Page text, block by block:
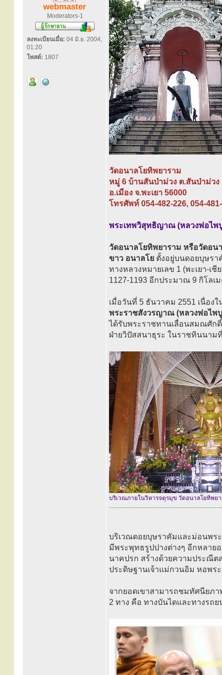
webmaster
Moderators-1
ลงทะเบียนเมื่อ: 04 มิ.ย. 2004,
01:20
โพสต์: 1807
วัดอนาลโยทิพยาราม
หมู่ 6 บ้านสันป่าม่วง ต.สันป่าม่วง
อ.เมือง จ.พะเยา 56000
โทรศัพท์ 054-482-226, 054-
พระเทพวิสุทธิญาณ (หลวงพ่อไพ
วัดอนาลโยทิพยาราม หรือวัดอน
ขาว อนาลโย ตั้งอยู่บนดอยบุษรา
ทางหลวงหมายเลข 1 (พะเยา-เ
1127-1193 อีกประมาณ 9 กิโลเ
เมื่อวันที่ 5 ธันวาคม 2551 เนื่อง
พระราชสังวรญาณ (หลวงพ่อไพ
ได้รับพระราชทานเลื่อนสมณศัก
ฝ่ายวิปัสสนาธุระ ในราชทินนาม
บริเวณภายในวิหารจตุรมุข วัดอนาลโยทิพย
............................................................................
บริเวณดอยบุษราคัมและม่อนพร
มีพระพุทธรูปปางต่างๆ อีกหลาย
นาคปรก สร้างด้วยความประณีต
ประดิษฐานเจ้าแม่กวนอิม หอพร
จากยอดเขาสามารถชมทัศนียภา
2 ทาง คือ ทางบันไดและทางรถ